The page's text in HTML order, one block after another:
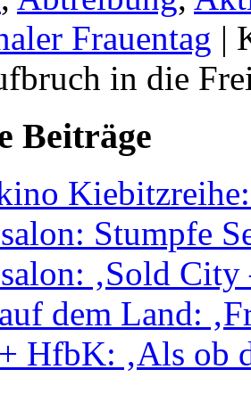
Frauentag |
in die
Beiträge
Kiebitzreihe:
Stumpfe
‚Sold
dem Land:
HfbK: ‚Als ob